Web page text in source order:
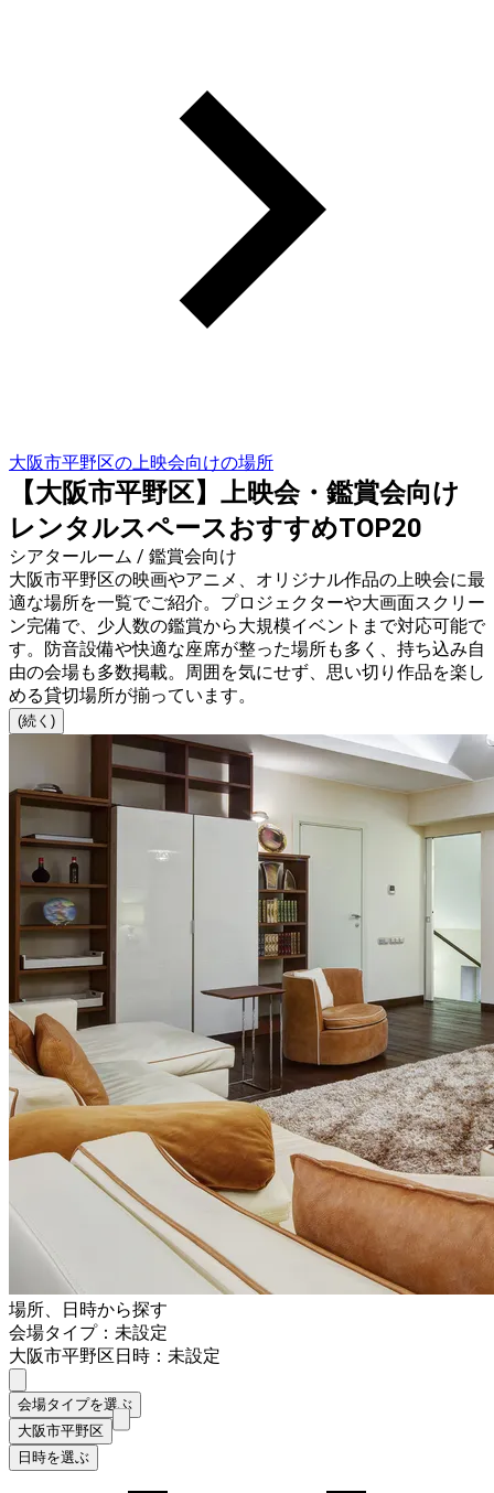
大阪市平野区の上映会向けの場所
【大阪市平野区】上映会・鑑賞会向け
レンタルスペースおすすめTOP20
シアタールーム / 鑑賞会向け
大阪市平野区の映画やアニメ、オリジナル作品の上映会に最
適な場所を一覧でご紹介。プロジェクターや大画面スクリー
ン完備で、少人数の鑑賞から大規模イベントまで対応可能で
す。防音設備や快適な座席が整った場所も多く、持ち込み自
由の会場も多数掲載。周囲を気にせず、思い切り作品を楽し
める貸切場所が揃っています。
(続く)
場所、日時から探す
会場タイプ：未設定
大阪市平野区日時：未設定
会場タイプを選ぶ
大阪市平野区
日時を選ぶ